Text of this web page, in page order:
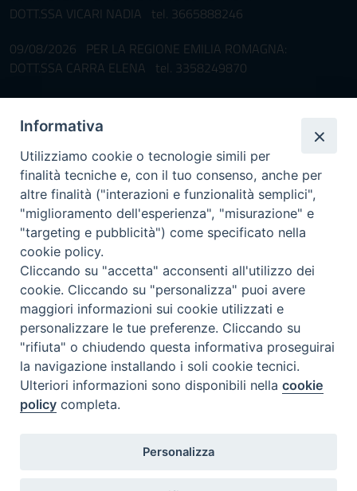
DOTT.SSA VICARI NADIA tel. 3665888246
09/08/2026 PER LA REGIONE EMILIA ROMAGNA:
DOTT.SSA CARRA ELENA tel. 3358249870
Il servizio di Pronta Disponibilità viene garantito per entrambe le
Regioni nelle giornate di sabato e nei giorni festivi: dalle 08.00
alle 20.00
Accompagnare il campione con la scheda di segnalazione caso
(Link alla Circolare)e la relativa modulistica
Per l'Emilia-Romagna :
Per la Lombardia :Link al Mod.Accompagnamento
08/08/2026 PER LA REGIONE LOMBARDIA:
DR. PAVONI ENRICO tel. 3391639372
08/08/2026 PER LA REGIONE EMILIA ROMAGNA:
DOTT.SSA TADDEI ROBERTA tel. 3312331005
DR. PAVONI ENRICO tel. 3391639372
Informativa
Utilizziamo cookie o tecnologie simili per
finalità tecniche e, con il tuo consenso, anche per
altre finalità ("interazioni e funzionalità semplici",
"miglioramento dell'esperienza", "misurazione" e
"targeting e pubblicità") come specificato nella
cookie policy.
Cliccando su "accetta" acconsenti all'utilizzo dei
cookie. Cliccando su "personalizza" puoi avere
maggiori informazioni sui cookie utilizzati e
personalizzare le tue preferenze. Cliccando su
"rifiuta" o chiudendo questa informativa proseguirai
la navigazione installando i soli cookie tecnici.
Ulteriori informazioni sono disponibili nellacookie
policy completa.
Personalizza